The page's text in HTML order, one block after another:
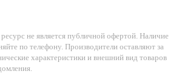
не является публичной офертой. Наличие
по телефону. Производители оставляют за
характеристики и внешний вид товаров